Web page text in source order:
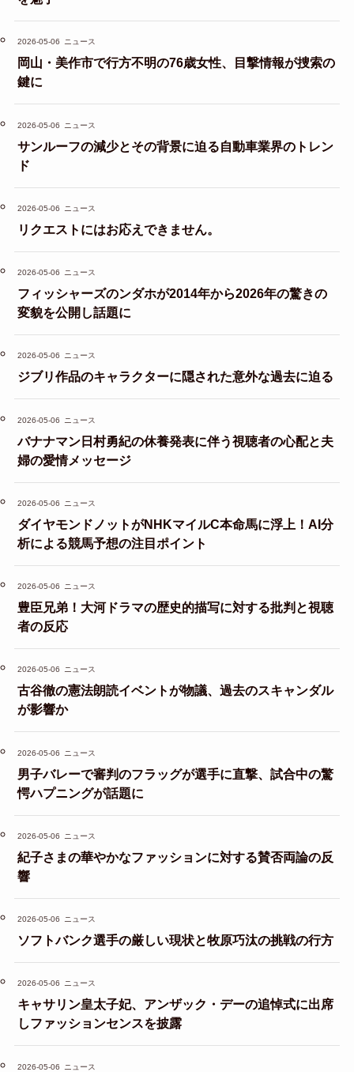
2026-05-06 ニュース
岡山・美作市で行方不明の76歳女性、目撃情報が捜索の
鍵に
2026-05-06 ニュース
サンルーフの減少とその背景に迫る自動車業界のトレン
ド
2026-05-06 ニュース
リクエストにはお応えできません。
2026-05-06 ニュース
フィッシャーズのンダホが2014年から2026年の驚きの
変貌を公開し話題に
2026-05-06 ニュース
ジブリ作品のキャラクターに隠された意外な過去に迫る
2026-05-06 ニュース
バナナマン日村勇紀の休養発表に伴う視聴者の心配と夫
婦の愛情メッセージ
2026-05-06 ニュース
ダイヤモンドノットがNHKマイルC本命馬に浮上！AI分
析による競馬予想の注目ポイント
2026-05-06 ニュース
豊臣兄弟！大河ドラマの歴史的描写に対する批判と視聴
者の反応
2026-05-06 ニュース
古谷徹の憲法朗読イベントが物議、過去のスキャンダル
が影響か
2026-05-06 ニュース
男子バレーで審判のフラッグが選手に直撃、試合中の驚
愕ハプニングが話題に
2026-05-06 ニュース
紀子さまの華やかなファッションに対する賛否両論の反
響
2026-05-06 ニュース
ソフトバンク選手の厳しい現状と牧原巧汰の挑戦の行方
2026-05-06 ニュース
キャサリン皇太子妃、アンザック・デーの追悼式に出席
しファッションセンスを披露
2026-05-06 ニュース